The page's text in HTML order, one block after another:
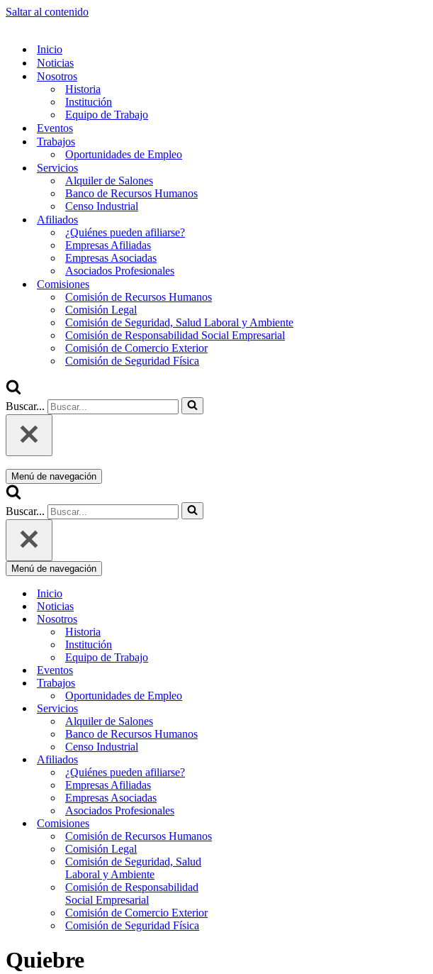
Saltar al contenido
Inicio
Noticias
Nosotros
Historia
Institución
Equipo de Trabajo
Eventos
Trabajos
Oportunidades de Empleo
Servicios
Alquiler de Salones
Banco de Recursos Humanos
Censo Industrial
Afiliados
¿Quiénes pueden afiliarse?
Empresas Afiliadas
Empresas Asociadas
Asociados Profesionales
Comisiones
Comisión de Recursos Humanos
Comisión Legal
Comisión de Seguridad, Salud Laboral y Ambiente
Comisión de Responsabilidad Social Empresarial
Comisión de Comercio Exterior
Comisión de Seguridad Física
Buscar...
Menú de navegación
Buscar...
Menú de navegación
Inicio
Noticias
Nosotros
Historia
Institución
Equipo de Trabajo
Eventos
Trabajos
Oportunidades de Empleo
Servicios
Alquiler de Salones
Banco de Recursos Humanos
Censo Industrial
Afiliados
¿Quiénes pueden afiliarse?
Empresas Afiliadas
Empresas Asociadas
Asociados Profesionales
Comisiones
Comisión de Recursos Humanos
Comisión Legal
Comisión de Seguridad, Salud
Laboral y Ambiente
Comisión de Responsabilidad
Social Empresarial
Comisión de Comercio Exterior
Comisión de Seguridad Física
Quiebre